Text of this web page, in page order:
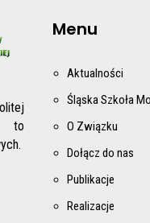
to
Menu
Aktualności
Śląska Szkoła
O Związku
Dołącz do nas
Publikacje
Realizacje